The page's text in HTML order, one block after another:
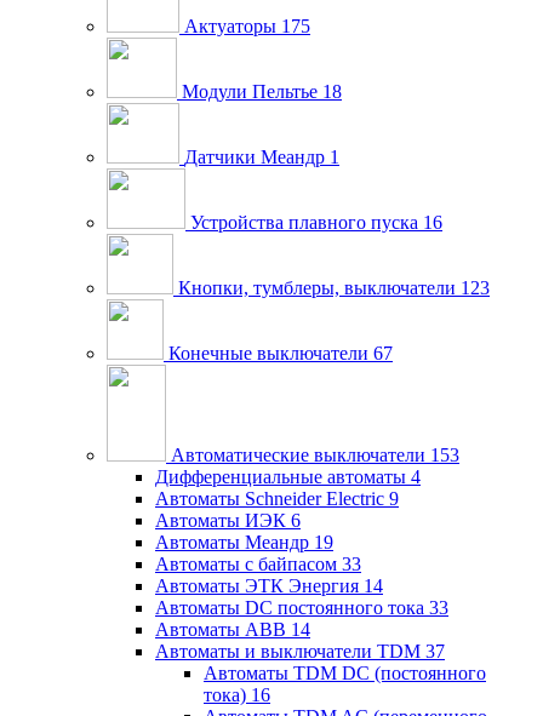
Актуаторы 175
Модули Пельтье 18
Датчики Меандр 1
Устройства плавного пуска 16
Кнопки, тумблеры, выключатели 123
Конечные выключатели 67
Автоматические выключатели 153
Дифференциальные автоматы 4
Автоматы Schneider Electric 9
Автоматы ИЭК 6
Автоматы Меандр 19
Автоматы с байпасом 33
Автоматы ЭТК Энергия 14
Автоматы DC постоянного тока 33
Автоматы ABB 14
Автоматы и выключатели TDM 37
Автоматы TDM DC (постоянного
тока) 16